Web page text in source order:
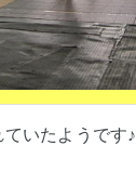
いたようです♪